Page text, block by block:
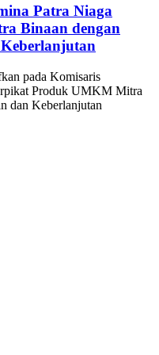
Patra Niaga
Binaan dengan
pada Komisaris
Produk UMKM Mitra
dan Keberlanjutan